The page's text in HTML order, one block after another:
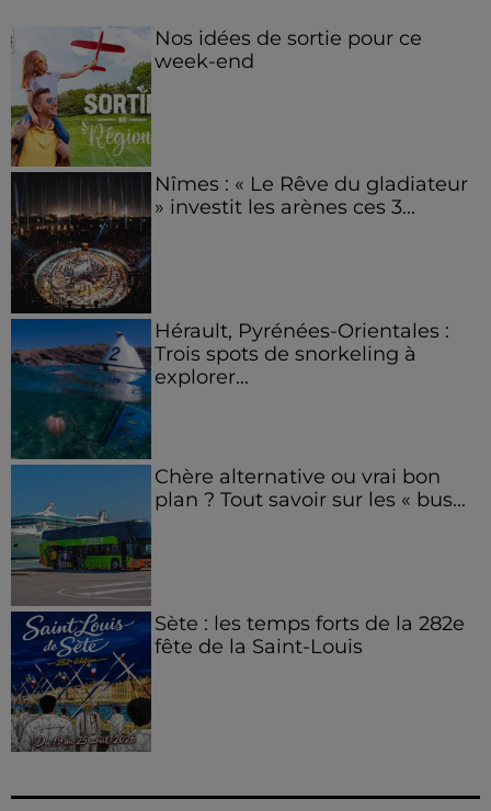
Nos idées de sortie pour ce
week-end
Nîmes : « Le Rêve du gladiateur
» investit les arènes ces 3...
Hérault, Pyrénées-Orientales :
Trois spots de snorkeling à
explorer...
Chère alternative ou vrai bon
plan ? Tout savoir sur les « bus...
Sète : les temps forts de la 282e
fête de la Saint-Louis